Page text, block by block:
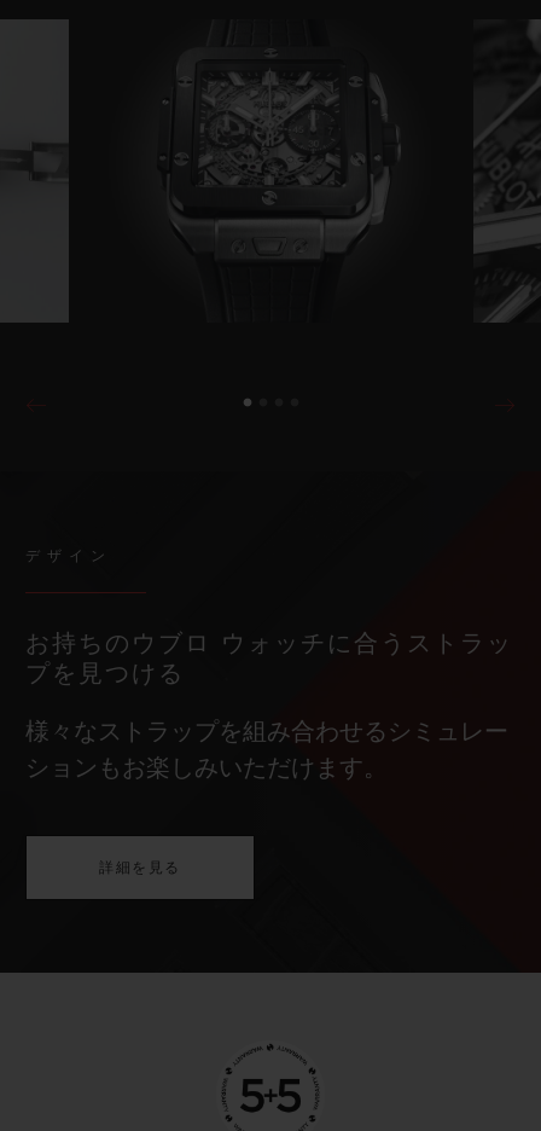
デザイン
お持ちのウブロ ウォッチに合うストラッ
プを見つける
様々なストラップを組み合わせるシミュレー
ションもお楽しみいただけます。
詳細を見る